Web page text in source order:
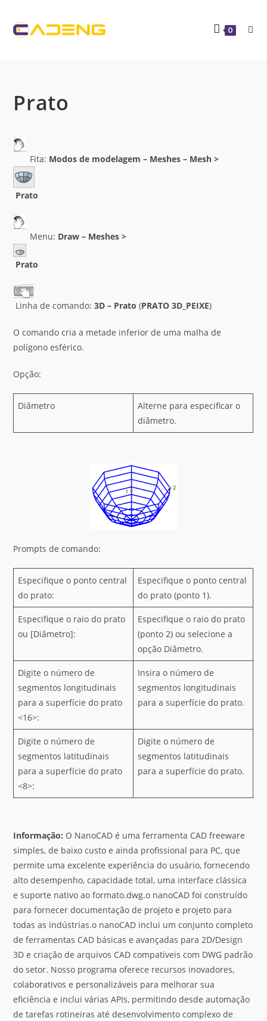
0
Prato
Fita: Modos de modelagem – Meshes – Mesh >
Prato
Menu: Draw – Meshes >
Prato
Linha de comando:3D – Prato (PRATO 3D_PEIXE)
O comando cria a metade inferior de uma malha de
polígono esférico.
Opção:
Diâmetro
Alterne para especificar o
diâmetro.
Prompts de comando:
Especifique o ponto central
do prato:
Especifique o ponto central
do prato (ponto 1).
Especifique o raio do prato
ou [Diâmetro]:
Especifique o raio do prato
(ponto 2) ou selecione a
opção Diâmetro.
Digite o número de
segmentos longitudinais
para a superfície do prato
<16>:
Insira o número de
segmentos longitudinais
para a superfície do prato.
Digite o número de
segmentos latitudinais
para a superfície do prato
<8>:
Digite o número de
segmentos latitudinais
para a superfície do prato.
Informação: O NanoCAD é uma ferramenta CAD freeware
simples, de baixo custo e ainda profissional para PC, que
permite uma excelente experiência do usuário, fornecendo
alto desempenho, capacidade total, uma interface clássica
e suporte nativo ao formato.dwg.o nanoCAD foi construído
para fornecer documentação de projeto e projeto para
todas as indústrias.o nanoCAD inclui um conjunto completo
de ferramentas CAD básicas e avançadas para 2D/Design
3D e criação de arquivos CAD compatíveis com DWG padrão
do setor. Nosso programa oferece recursos inovadores,
colaborativos e personalizáveis para melhorar sua
eficiência e inclui várias APIs, permitindo desde automação
de tarefas rotineiras até desenvolvimento complexo de